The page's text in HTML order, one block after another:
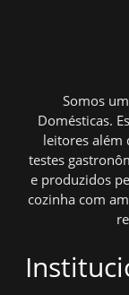
Somos
Domésticas.
leitores além
testes
e produzidos
cozinha com